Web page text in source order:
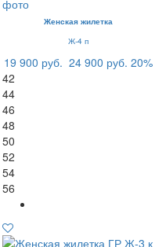
Женская жилетка
Ж-4 п
19 900 руб. 24 900 руб. 20%
42
44
46
48
50
52
54
56